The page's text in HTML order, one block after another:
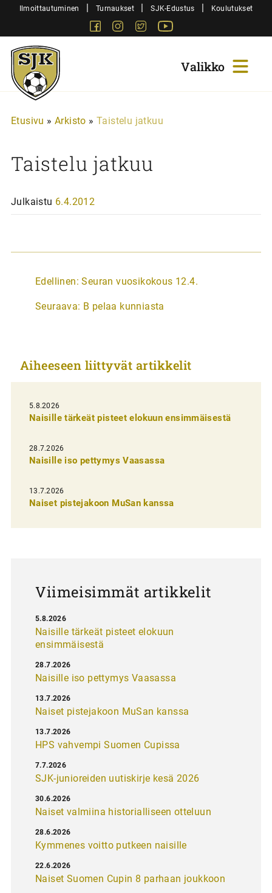
SiirryIlmoittautuminen | Turnaukset | SJK-Edustus | Koulutukset
FacebookInstagram
Twitter
Sjk-
Juniorit
Etusivu » Arkisto » Taistelu jatkuu
Taistelu jatkuu
Julkaistu 6.4.2012
A
t
k
e
l
i
e
n
e
Edellinen: Seuran vuosikokous 12.4.
Seuraava: B pelaa kunniasta
Aiheeseen liittyvät artikkelit
5.8.2026
Naisille tärkeät pisteet elokuun ensimmäisestä
28.7.2026
Naisille iso pettymys Vaasassa
13.7.2026
Naiset pistejakoon MuSan kanssa
Viimeisimmät artikkelit
Naisille tärkeät pisteet elokuun
ensimmäisestä
5.8.2026
Naisille iso pettymys Vaasassa
28.7.2026
Naiset pistejakoon MuSan kanssa
13.7.2026
HPS vahvempi Suomen Cupissa
13.7.2026
SJK-junioreiden uutiskirje kesä 2026
7.7.2026
Naiset valmiina historialliseen otteluun
30.6.2026
Kymmenes voitto putkeen naisille
28.6.2026
Naiset Suomen Cupin 8 parhaan joukkoon
22.6.2026